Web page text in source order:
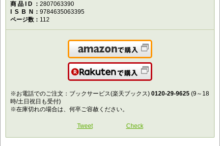
商品ID
2807063390
ISBN
9784635063395
ページ数
112
Amazonで購入
楽天で購入
※お電話でのご注文：ブックサービス(楽天ブックス) 0120-29-9625 (9～18
時/土日祝日も受付)
※在庫切れの場合は、何卒ご容赦ください。
Tweet Check